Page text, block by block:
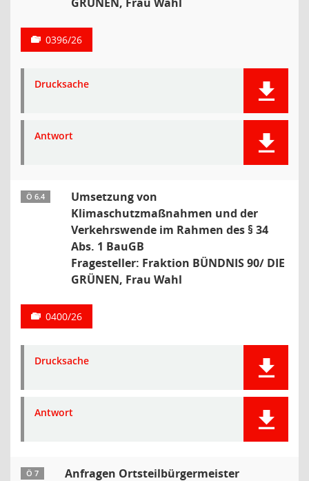
0396/26
Drucksache
Antwort
Ö 6.4
Umsetzung von
Klimaschutzmaßnahmen und der
Verkehrswende im Rahmen des § 34
Abs. 1 BauGB
Fragesteller: Fraktion BÜNDNIS 90/ DIE
GRÜNEN, Frau Wahl
0400/26
Drucksache
Antwort
Ö 7 Anfragen Ortsteilbürgermeister